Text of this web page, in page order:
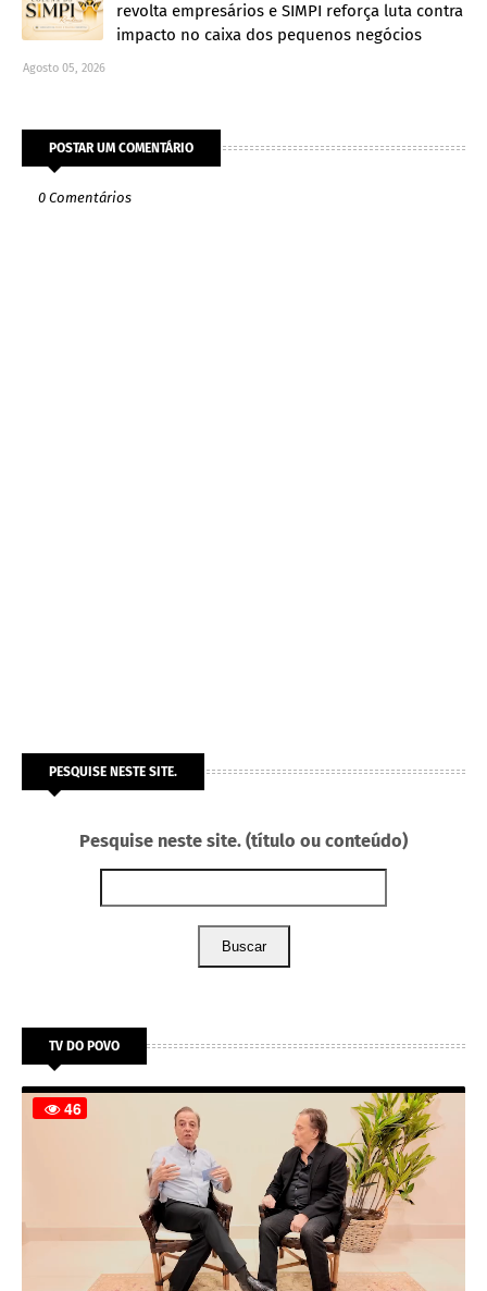
revolta empresários e SIMPI reforça luta contra
impacto no caixa dos pequenos negócios
Agosto 05, 2026
POSTAR UM COMENTÁRIO
0 Comentários
PESQUISE NESTE SITE.
Pesquise neste site. (título ou conteúdo)
Buscar
TV DO POVO